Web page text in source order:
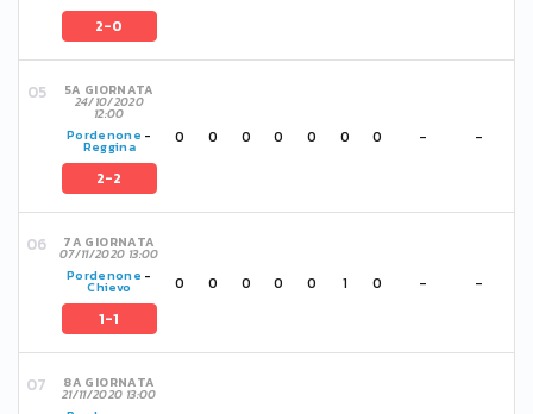
2-0
5A GIORNATA
24/10/2020
12:00
Pordenone -
Reggina
2-2
0 0 0 0 0 0 0 - -
7A GIORNATA
07/11/2020 13:00
Pordenone -
Chievo
1-1
0 0 0 0 0 1 0 - -
8A GIORNATA
21/11/2020 13:00